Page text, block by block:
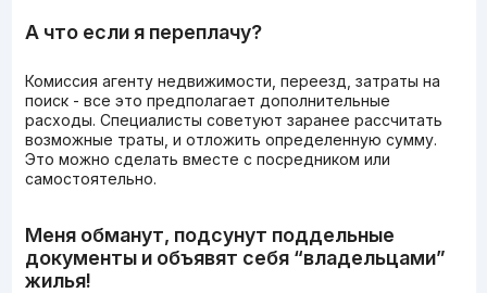
А что если я переплачу?
Комиссия агенту недвижимости, переезд, затраты на
поиск - все это предполагает дополнительные
расходы. Специалисты советуют заранее рассчитать
возможные траты, и отложить определенную сумму.
Это можно сделать вместе с посредником или
самостоятельно.
Меня обманут, подсунут поддельные
документы и объявят себя “владельцами”
жилья!